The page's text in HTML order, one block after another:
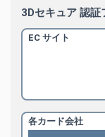
3Dセキュア 認証
EC サイト
各カード会社